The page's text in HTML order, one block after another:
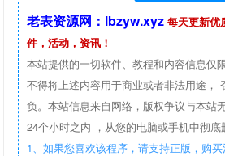
老表资源网：lbzyw.xyz 每天更新优
件，活动，资讯！
本站提供的一切软件、教程和内容信息仅
不得将上述内容用于商业或者非法用途，
负。本站信息来自网络，版权争议与本站
24个小时之内 ，从您的电脑或手机中彻底
1、如果您喜欢该程序，请支持正版，购